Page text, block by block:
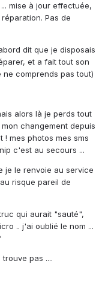
mise à jour effectuée,
Pas de
dit que je disposais
et a fait tout son
comprends pas tout)
alors là je perds tout
changement depuis
! mes photos mes sms
c'est au secours ...
je le renvoie au service
risque pareil de
qui aurait "sauté",
.. j'ai oublié le nom ...
pas ....